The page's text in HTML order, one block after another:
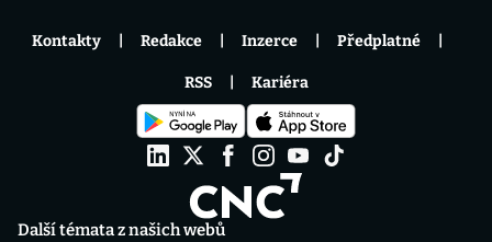
Další témata z našich webů
Kontakty Redakce Inzerce Předplatné
RSS Kariéra